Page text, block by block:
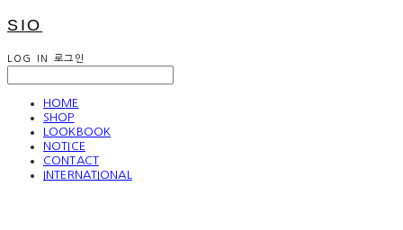
SIO
LOG IN 로그인
HOME
SHOP
LOOKBOOK
NOTICE
CONTACT
INTERNATIONAL